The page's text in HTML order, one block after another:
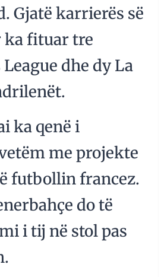
Gjatë karrierës së
fituar tre
dhe dy La
ka qenë i
me projekte
futbollin francez.
do të
i tij në stol pas